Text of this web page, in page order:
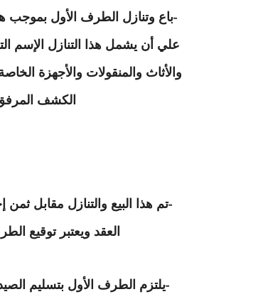
-باع وتنازل الطرف الأول بموجب
علي أن يشمل هذا التنازل
والأثاث والمنقولات والأجهزة
الكشف المرفق
-تم هذا البيع والتنازل
العقد ويعتبر توقيع
-